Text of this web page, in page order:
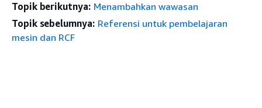
Topik berikutnya: Menambahkan wawasan
Topik sebelumnya: Referensi untuk pembelajaran
mesin dan RCF